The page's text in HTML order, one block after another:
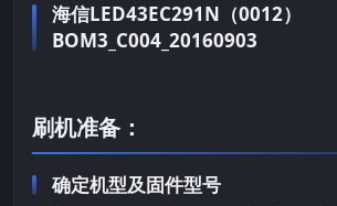
海信LED43EC291N（0012）
BOM3_C004_20160903
刷机准备：
确定机型及固件型号